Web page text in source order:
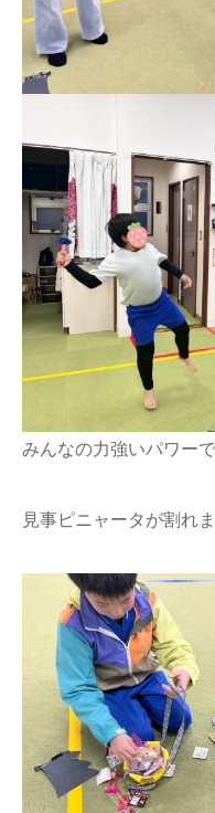
みんなの力強いパワーで
見事ピニャータが割れ